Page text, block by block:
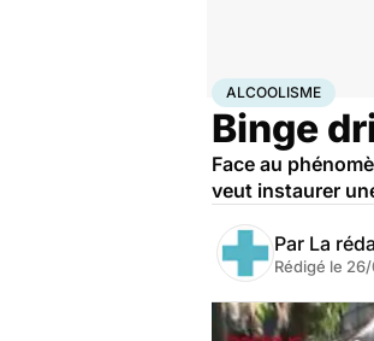
AccueilSantéMaladies
ALCOOLISME
Binge
Face au
veut instaurer
Par La
Rédigé le 26/